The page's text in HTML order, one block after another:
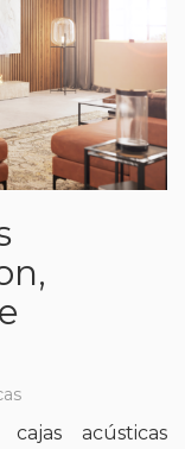
acústicas